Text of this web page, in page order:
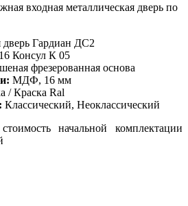
входная металлическая дверь по
дверь Гардиан ДС2
Консул К 05
фрезерованная основа
МДФ, 16 мм
/ Краска Ral
Классический, Неоклассический
начальной комплектации